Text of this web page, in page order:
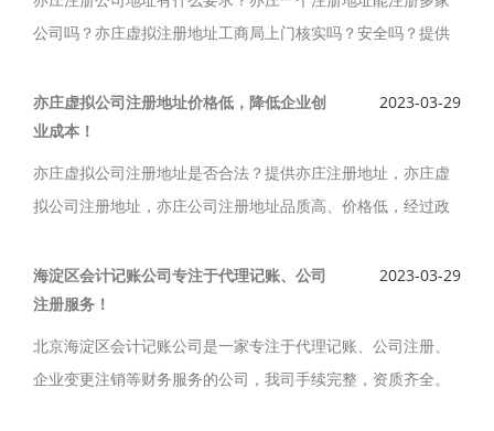
公司吗？亦庄虚拟注册地址工商局上门核实吗？安全吗？提供
注册地址都是经工商局备案的，亦庄注册地址安全、可靠、稳
定。
亦庄虚拟公司注册地址价格低，降低企业创
业成本！
2023-03-29
亦庄虚拟公司注册地址是否合法？提供亦庄注册地址，亦庄虚
拟公司注册地址，亦庄公司注册地址品质高、价格低，经过政
地址来注册，就选择亦庄虚拟注册地址吧，降低企业创业成
本。
海淀区会计记账公司专注于代理记账、公司
注册服务！
2023-03-29
北京海淀区会计记账公司是一家专注于代理记账、公司注册、
企业变更注销等财务服务的公司，我司手续完整，资质齐全。